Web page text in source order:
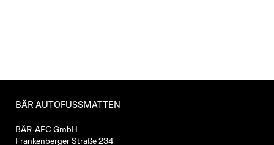
BÄR AUTOFUSSMATTEN
BÄR-AFC GmbH
Frankenberger Straße 234